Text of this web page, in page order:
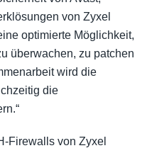
von Zyxel
optimierte Möglichkeit,
überwachen, zu patchen
wird die
die
Firewalls von Zyxel